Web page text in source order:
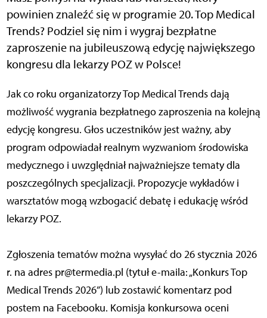
powinien znaleźć się w programie 20. Top Medical
Trends? Podziel się nim i wygraj bezpłatne
zaproszenie na jubileuszową edycję największego
kongresu dla lekarzy POZ w Polsce!
Jak co roku organizatorzy Top Medical Trends dają
możliwość wygrania bezpłatnego zaproszenia na kolejną
edycję kongresu. Głos uczestników jest ważny, aby
program odpowiadał realnym wyzwaniom środowiska
medycznego i uwzględniał najważniejsze tematy dla
poszczególnych specjalizacji. Propozycje wykładów i
warsztatów mogą wzbogacić debatę i edukację wśród
lekarzy POZ.
Zgłoszenia tematów można wysyłać do 26 stycznia 2026
r. na adres pr@termedia.pl (tytuł e-maila: „Konkurs Top
Medical Trends 2026”) lub zostawić komentarz pod
postem na Facebooku. Komisja konkursowa oceni